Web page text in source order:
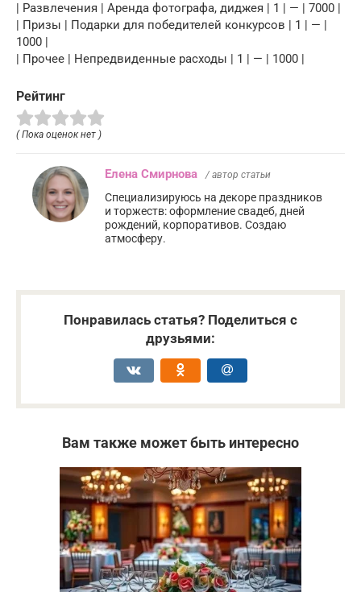
| Развлечения | Аренда фотографа, диджея | 1 | — | 7000 |
| Призы | Подарки для победителей конкурсов | 1 | — |
1000 |
| Прочее | Непредвиденные расходы | 1 | — | 1000 |
Рейтинг
( Пока оценок нет )
Елена Смирнова / автор статьи
Специализируюсь на декоре праздников
и торжеств: оформление свадеб, дней
рождений, корпоративов. Создаю
атмосферу.
Понравилась статья? Поделиться с
друзьями:
Вам также может быть интересно